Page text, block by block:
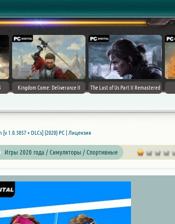
Kingdom Come: Deliverance II The Last of Us Part II Remastered
1.0.3857 + DLCs] (2020) PC | Лицензия
Игры 2020 года / Симуляторы / Спортивные